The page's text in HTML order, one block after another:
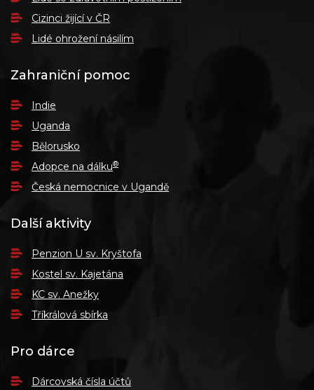
Cizinci žijící v ČR
Lidé ohrožení násilím
Zahraniční pomoc
Indie
Uganda
Bělorusko
Adopce na dálku®
Česká nemocnice v Ugandě
Další aktivity
Penzion U sv. Kryštofa
Kostel sv. Kajetána
KC sv. Anežky
Tříkrálová sbírka
Pro dárce
Dárcovská čísla účtů